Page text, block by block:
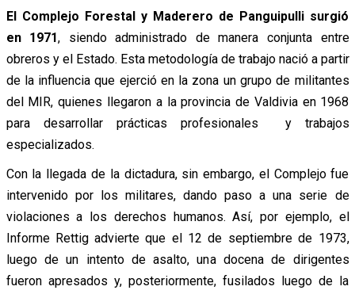
El Complejo Forestal y Maderero de Panguipulli surgió
en
1971, siendo administrado de manera conjunta entre
obreros y el Estado. Esta metodología de trabajo nació a partir
de la influencia que ejerció en la zona un grupo de militantes
del MIR, quienes llegaron a la provincia de Valdivia en 1968
para desarrollar prácticas profesionales y trabajos
especializados.
Con la llegada de la dictadura, sin embargo, el Complejo fue
intervenido por los militares, dando paso a una serie de
violaciones a los derechos humanos. Así, por ejemplo, el
Informe Rettig advierte que el 12 de septiembre de 1973,
luego de un intento de asalto, una docena de dirigentes
fueron apresados y, posteriormente, fusilados luego de la